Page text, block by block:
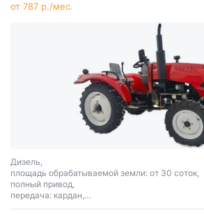
от 787 р./мес.
Дизель,
площадь обрабатываемой земли: от 30 соток,
полный привод,
передача: кардан,
сцепное соединение: 3 точки,